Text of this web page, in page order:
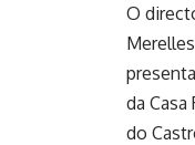
O
da
do